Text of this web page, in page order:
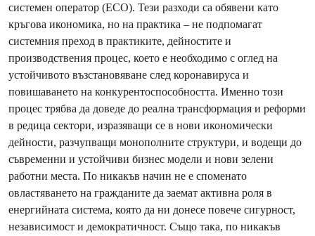
системен оператор (ЕСО). Тези разходи са обявени като
кръгова икономика, но на практика – не подпомагат
системния преход в практиките, дейностите и
производствения процес, което е необходимо с оглед на
устойчивото възстановяване след коронавируса и
повишаването на конкурентоспособността. Именно този
процес трябва да доведе до реална трансформация и реформи
в редица сектори, изразяващи се в нови икономически
дейности, разчупващи монополните структури, и водещи до
съвременни и устойчиви бизнес модели и нови зелени
работни места. По никакъв начин не е споменато
овластяването на гражданите да заемат активна роля в
енергийната система, която да ни донесе повече сигурност,
независимост и демократичност. Също така, по никакъв